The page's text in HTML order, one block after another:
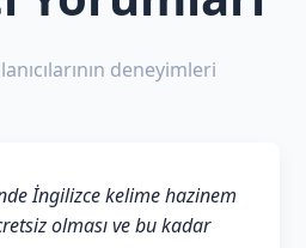
deneyimleri
İngilizce kelime hazinem
olması ve bu kadar